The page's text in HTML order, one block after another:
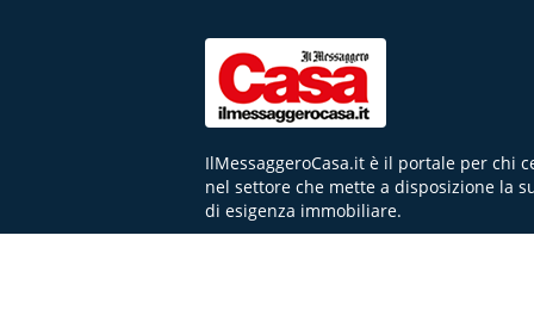
IlMessaggeroCasa.it è il portale per chi
nel settore che mette a disposizione la
di esigenza immobiliare.